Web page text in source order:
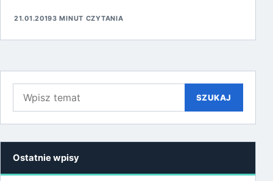
21.01.20193 MINUT CZYTANIA
Szukaj:
SZUKAJ
Ostatnie wpisy